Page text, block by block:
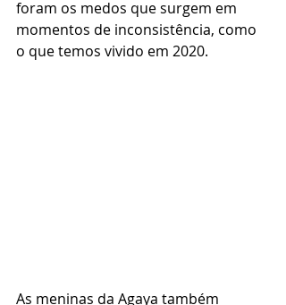
foram os medos que surgem em
momentos de inconsistência, como
o que temos vivido em 2020.
As meninas da Agaya também